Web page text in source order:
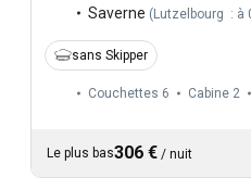
Saverne (Lutzelbourg : à
sans Skipper
Couchettes 6 Cabine 2
Le plus bas306 € / nuit